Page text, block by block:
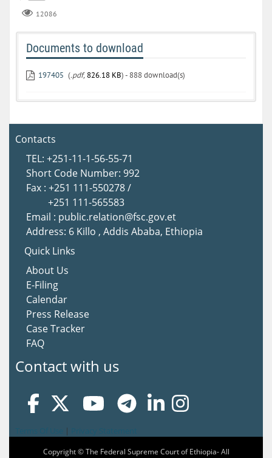
12086
Documents to download
197405 (.pdf, 826.18 KB) - 888 download(s)
Contacts
TEL: +251-11-1-56-55-71
Short Code Number: 992
Fax : +251 111-550278 /
+251 111-565583
Email : public.relation@fsc.gov.et
Address: 6 Killo , Addis Ababa, Ethiopia
Quick Links
About Us
E-Filing
Calendar
Press Release
Case Tracker
FAQ
Contact with us
|
Copyright © The Federal Supreme Court of Ethiopia- All